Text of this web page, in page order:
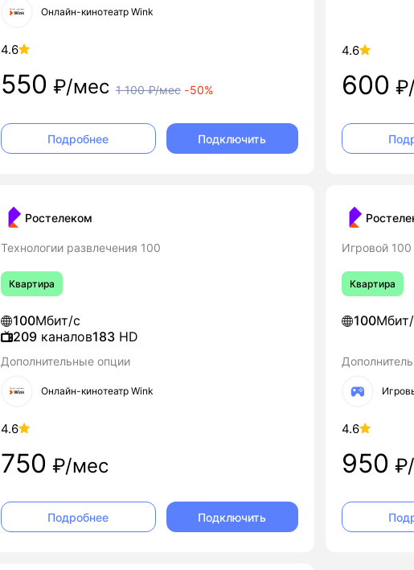
Онлайн-кинотеатр Wink
4.6
550 ₽/мес 1 100₽/мес -50%
Подробнее Подключить
4.6
600
Ростелеком
Технологии развлечения 100
Квартира
100Мбит/с
209 каналов183 HD
Дополнительные опции
Онлайн-кинотеатр Wink
4.6
750 ₽/мес
Подробнее Подключить
Игровой 100
Квартира
100
4.6
950